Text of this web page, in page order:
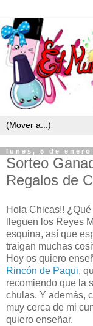
lunes, 5 de enero
Sorteo
Regalos de
Hola Chicas!!
lleguen los Reyes
esquina, así que
traigan muchas
Hoy os quiero
Rincón de Paqui,
recomiendo que la
chulas. Y además,
muy cerca de mi
quiero enseñar.